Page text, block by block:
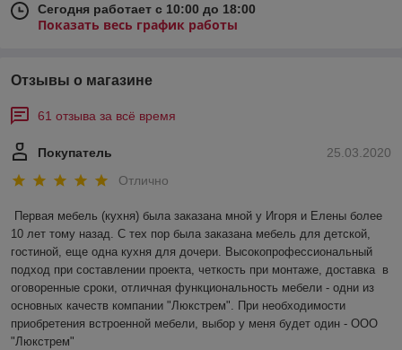
Сегодня работает с 10:00 до 18:00
Показать весь график работы
Отзывы о магазине
61 отзыва за всё время
25.03.2020
Покупатель
Отлично
Первая мебель (кухня) была заказана мной у Игоря и Елены более
10 лет тому назад. С тех пор была заказана мебель для детской,
гостиной, еще одна кухня для дочери. Высокопрофессиональный
подход при составлении проекта, четкость при монтаже, доставка  в
оговоренные сроки, отличная функциональность мебели - одни из
основных качеств компании "Люкстрем". При необходимости
приобретения встроенной мебели, выбор у меня будет один - ООО
"Люкстрем"